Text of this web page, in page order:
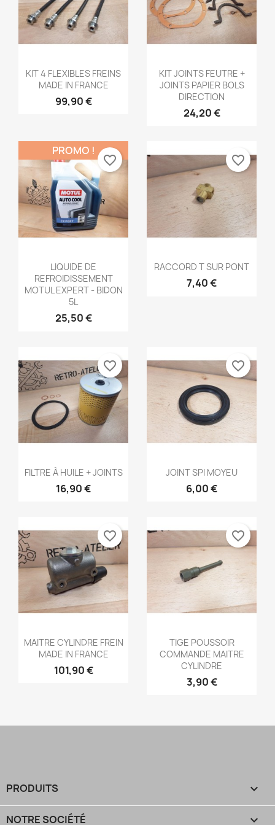
 Aperçu rapide
KIT 4 FLEXIBLES FREINS
MADE IN FRANCE
99,90 €
 Aperçu rapide
KIT JOINTS FEUTRE +
JOINTS PAPIER BOLS
DIRECTION
24,20 €
Aperçu rapide
LIQUIDE DE
REFROIDISSEMENT
MOTUL EXPERT - BIDON
5L
25,50 €
PROMO !
favorite_border
Aperçu rapide
RACCORD T SUR PONT
7,40 €
favorite_border
Aperçu rapide
FILTRE À HUILE + JOINTS
16,90 €
favorite_border
Aperçu rapide
JOINT SPI MOYEU
6,00 €
favorite_border
Aperçu rapide
MAITRE CYLINDRE FREIN
MADE IN FRANCE
101,90 €
favorite_border
Aperçu rapide
TIGE POUSSOIR
COMMANDE MAITRE
CYLINDRE
3,90 €
favorite_border
PRODUITS 
NOTRE SOCIÉTÉ 